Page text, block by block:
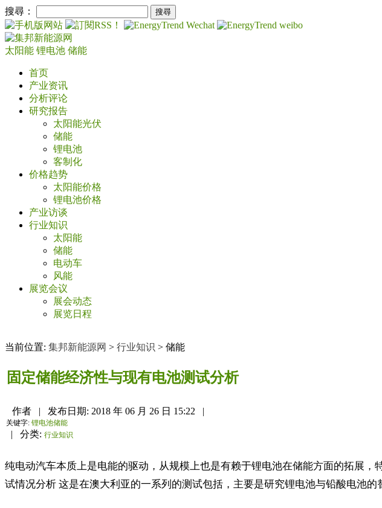
搜尋：
太阳能 锂电池 储能
首页
产业资讯
分析评论
研究报告
太阳能光伏
储能
锂电池
客制化
价格趋势
太阳能价格
锂电池价格
产业访谈
行业知识
太阳能
储能
电动车
风能
展览会议
展会动态
展览日程
当前位置: 集邦新能源网 > 行业知识 > 储能
固定储能经济性与现有电池测试分析
作者 | 发布日期: 2018 年 06 月 26 日 15:22 |
关键字: 锂电池储能
| 分类: 行业知识
纯电动汽车本质上是电能的驱动，从规模上也是有赖于锂电池在储能方面的拓展
试情况分析 这是在澳大利亚的一系列的测试包括，主要是研究锂电池与铅酸电池